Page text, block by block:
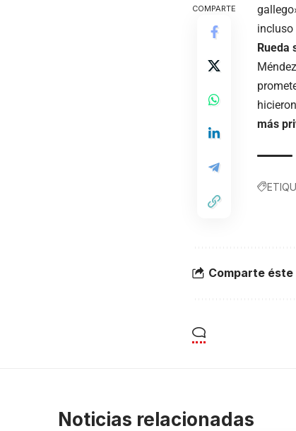
COMPARTE
incluso
Rueda
más
Comparte
Noticias relacionadas